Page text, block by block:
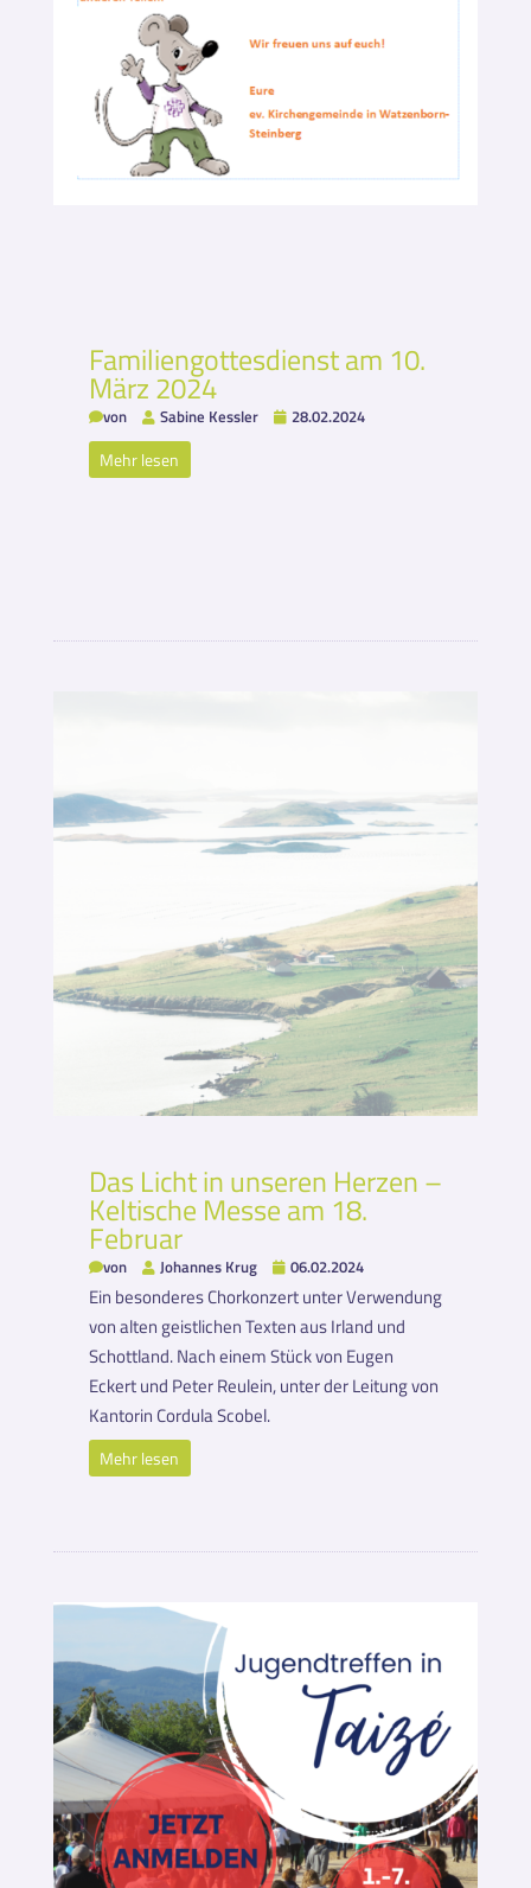
Familiengottesdienst am 10.
März 2024
von Sabine Kessler 28.02.2024
Mehr lesen
Das Licht in unseren Herzen –
Keltische Messe am 18.
Februar
von Johannes Krug 06.02.2024
Ein besonderes Chorkonzert unter Verwendung
von alten geistlichen Texten aus Irland und
Schottland. Nach einem Stück von Eugen
Eckert und Peter Reulein, unter der Leitung von
Kantorin Cordula Scobel.
Mehr lesen